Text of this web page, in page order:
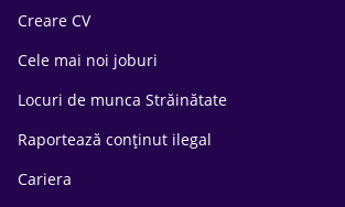
Creare CV
Cele mai noi joburi
Locuri de munca Străinătate
Raportează conținut ilegal
Cariera